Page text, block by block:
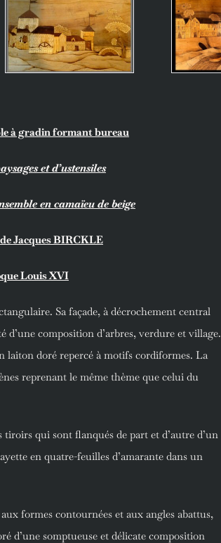
à gradin formant bureau
et d’ustensiles
en camaïeu de beige
Jacques BIRCKLE
Louis XVI
Sa façade, à décrochement central
d’une composition d’arbres, verdure et village.
laiton doré repercé à motifs cordiformes. La
reprenant le même thème que celui du
qui sont flanqués de part et d’autre d’un
en quatre-feuilles d’amarante dans un
formes contournées et aux angles abattus,
d’une somptueuse et délicate composition